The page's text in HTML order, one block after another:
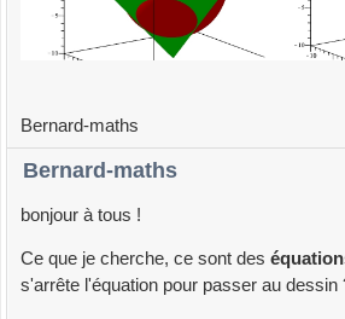
Bernard-maths
Bernard-maths
bonjour à tous !
Ce que je cherche, ce sont des
s'arrête l'équation pour passer au dessin